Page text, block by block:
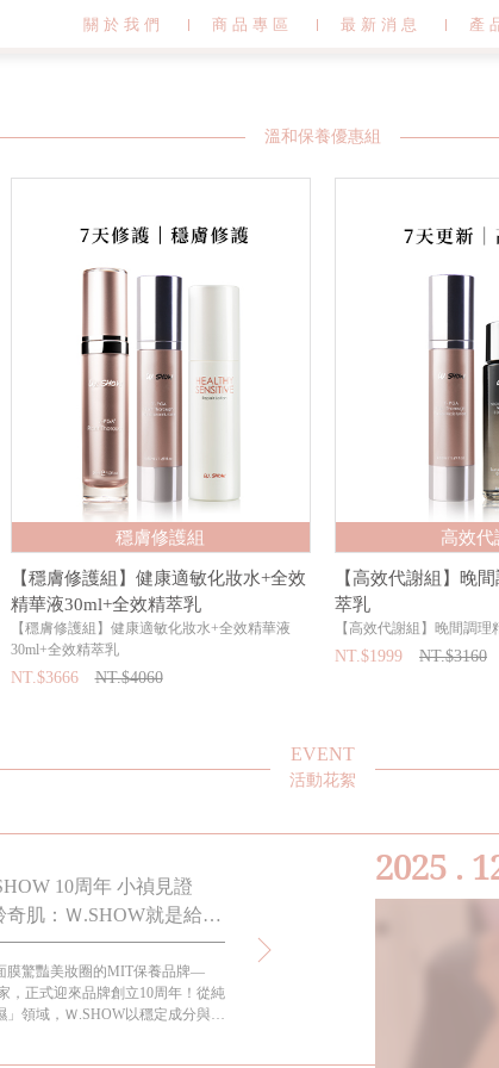
關於我們 商品專區 最新消息 產
溫和保養優惠組
穩膚修護組
【穩膚修護組】健康適敏化妝水+全效
精華液30ml+全效精萃乳
【穩膚修護組】健康適敏化妝水+全效精華液
30ml+全效精萃乳
NT.$3666 NT.$4060
高效代
【高效代謝組】晚
萃乳
【高效代謝組】晚間調
NT.$1999 NT.$3160
EVENT
活動花絮
10周年 小禎見證
奇肌：Ｗ.SHOW就是給女
膜驚豔美妝圈的MIT保養品牌—
，正式迎來品牌創立10周年！從純
」領域，Ｗ.SHOW以穩定成分與高
小禎代言六年的這款全效保濕
過年過節都要送禮，想要如何送到心坎
2025 .